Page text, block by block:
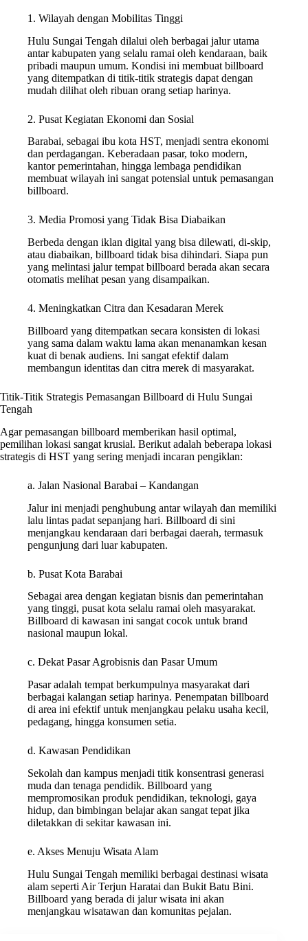
1. Wilayah dengan Mobilitas Tinggi
Hulu Sungai Tengah dilalui oleh berbagai jalur utama
antar kabupaten yang selalu ramai oleh kendaraan, baik
pribadi maupun umum. Kondisi ini membuat billboard
yang ditempatkan di titik-titik strategis dapat dengan
mudah dilihat oleh ribuan orang setiap harinya.
2. Pusat Kegiatan Ekonomi dan Sosial
Barabai, sebagai ibu kota HST, menjadi sentra ekonomi
dan perdagangan. Keberadaan pasar, toko modern,
kantor pemerintahan, hingga lembaga pendidikan
membuat wilayah ini sangat potensial untuk pemasangan
billboard.
3. Media Promosi yang Tidak Bisa Diabaikan
Berbeda dengan iklan digital yang bisa dilewati, di-skip,
atau diabaikan, billboard tidak bisa dihindari. Siapa pun
yang melintasi jalur tempat billboard berada akan secara
otomatis melihat pesan yang disampaikan.
4. Meningkatkan Citra dan Kesadaran Merek
Billboard yang ditempatkan secara konsisten di lokasi
yang sama dalam waktu lama akan menanamkan kesan
kuat di benak audiens. Ini sangat efektif dalam
membangun identitas dan citra merek di masyarakat.
Titik-Titik Strategis Pemasangan Billboard di Hulu Sungai
Tengah
Agar pemasangan billboard memberikan hasil optimal,
pemilihan lokasi sangat krusial. Berikut adalah beberapa lokasi
strategis di HST yang sering menjadi incaran pengiklan:
a. Jalan Nasional Barabai – Kandangan
Jalur ini menjadi penghubung antar wilayah dan memiliki
lalu lintas padat sepanjang hari. Billboard di sini
menjangkau kendaraan dari berbagai daerah, termasuk
pengunjung dari luar kabupaten.
b. Pusat Kota Barabai
Sebagai area dengan kegiatan bisnis dan pemerintahan
yang tinggi, pusat kota selalu ramai oleh masyarakat.
Billboard di kawasan ini sangat cocok untuk brand
nasional maupun lokal.
c. Dekat Pasar Agrobisnis dan Pasar Umum
Pasar adalah tempat berkumpulnya masyarakat dari
berbagai kalangan setiap harinya. Penempatan billboard
di area ini efektif untuk menjangkau pelaku usaha kecil,
pedagang, hingga konsumen setia.
d. Kawasan Pendidikan
Sekolah dan kampus menjadi titik konsentrasi generasi
muda dan tenaga pendidik. Billboard yang
mempromosikan produk pendidikan, teknologi, gaya
hidup, dan bimbingan belajar akan sangat tepat jika
diletakkan di sekitar kawasan ini.
e. Akses Menuju Wisata Alam
Hulu Sungai Tengah memiliki berbagai destinasi wisata
alam seperti Air Terjun Haratai dan Bukit Batu Bini.
Billboard yang berada di jalur wisata ini akan
menjangkau wisatawan dan komunitas pejalan.